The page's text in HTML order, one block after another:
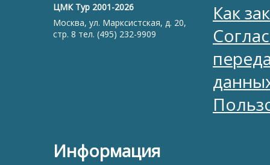
ЦМК Тур 2001-2026
Москва, ул. Марксистская, д. 20,
стр. 8 тел. (495) 232-9909
Как
Информация